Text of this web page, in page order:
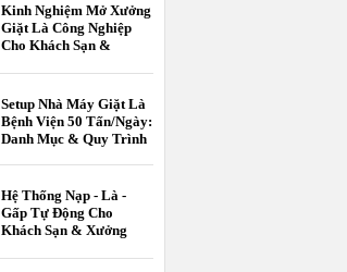
Kinh Nghiệm Mở Xưởng
Giặt Là Công Nghiệp
Cho Khách Sạn &
Setup Nhà Máy Giặt Là
Bệnh Viện 50 Tấn/Ngày:
Danh Mục & Quy Trình
Hệ Thống Nạp - Là -
Gấp Tự Động Cho
Khách Sạn & Xưởng